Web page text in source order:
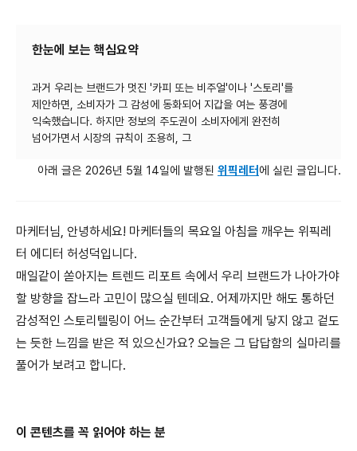
한눈에 보는 핵심요약
과거 우리는 브랜드가 멋진 '카피 또는 비주얼'이나 '스토리'를
제안하면, 소비자가 그 감성에 동화되어 지갑을 여는 풍경에
익숙했습니다. 하지만 정보의 주도권이 소비자에게 완전히
아래 글은 2026년 5월 14일에 발행된 위픽레터 에 실린 글입니다.
마케터님, 안녕하세요! 마케터들의 목요일 아침을 깨우는 위픽레
터 에디터 허성덕입니다.
매일같이 쏟아지는 트렌드 리포트 속에서 우리 브랜드가 나아가야
할 방향을 잡느라 고민이 많으실 텐데요. 어제까지만 해도 통하던
감성적인 스토리텔링이 어느 순간부터 고객들에게 닿지 않고 겉도
는 듯한 느낌을 받은 적 있으신가요? 오늘은 그 답답함의 실마리를
풀어가 보려고 합니다.
이 콘텐츠를 꼭 읽어야 하는 분